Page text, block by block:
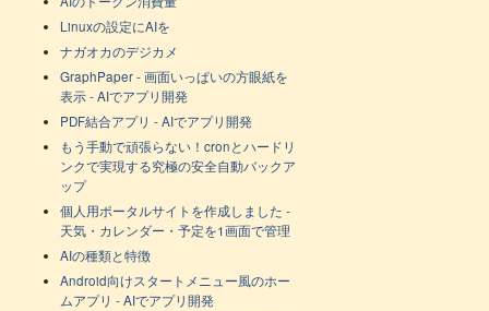
Linuxの設定にAIを
ナガオカのデジカメ
GraphPaper - 画面いっぱいの方眼紙を
表示 - AIでアプリ開発
PDF結合アプリ - AIでアプリ開発
もう手動で頑張らない！cronとハードリ
ンクで実現する究極の安全自動バックア
ップ
個人用ポータルサイトを作成しました -
天気・カレンダー・予定を1画面で管理
AIの種類と特徴
Android向けスタートメニュー風のホー
ムアプリ - AIでアプリ開発